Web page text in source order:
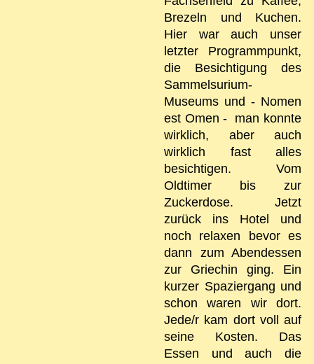
Brezeln und Kuchen.
Hier war auch unser
letzter Programmpunkt,
die Besichtigung des
Sammelsurium-
Museums und - Nomen
est Omen - man konnte
wirklich, aber auch
wirklich fast alles
besichtigen. Vom
Oldtimer bis zur
Zuckerdose. Jetzt
zurück ins Hotel und
noch relaxen bevor es
dann zum Abendessen
zur Griechin ging. Ein
kurzer Spaziergang und
schon waren wir dort.
Jede/r kam dort voll auf
seine Kosten. Das
Essen und auch die